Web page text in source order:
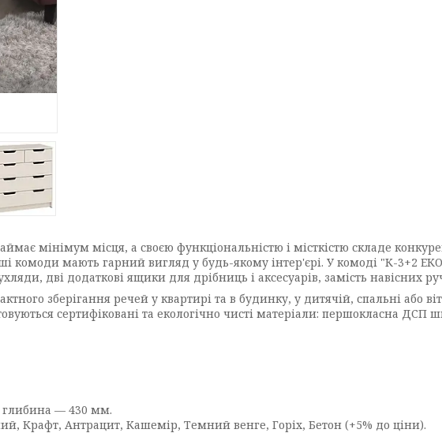
мінімум місця, а своєю функціональністю і місткістю складе
мають гарний вигляд у будь-якому інтер'єрі. У комоді "К-3+2
дві додаткові ящики для дрібниць і аксесуарів, замість навісних
зберігання речей у квартирі та в будинку, у дитячій, спальні або
сертифіковані та екологічно чисті матеріали: першокласна ДСП
— 430 мм.
Крафт, Антрацит, Кашемір, Темний венге, Горіх, Бетон (+5% до ціни).